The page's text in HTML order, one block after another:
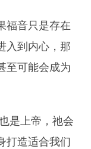
福音只是存在
入到内心，那
至可能会成为
是上帝，祂会
打造适合我们